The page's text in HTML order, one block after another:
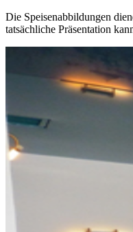
Die Speisenabbildungen
tatsächliche Präsentation